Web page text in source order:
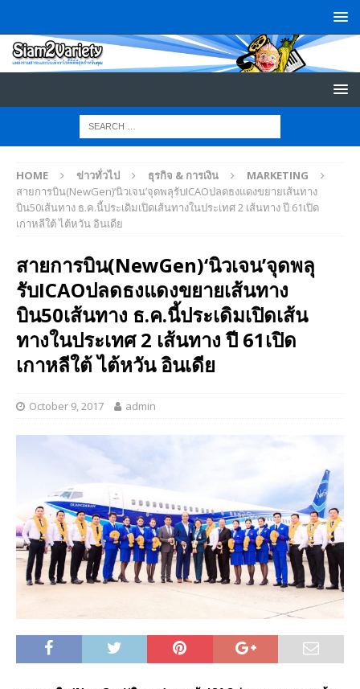
HOME ข่าวทั่วไป ธุรกิจ & การเงิน
MARKETING
สายการบิน(NewGen)‘นิวเจน’จุดพลุรับICAOปลดธงแดงขยายเส้นทาง
บิน50เส้นทาง ธ.ค.นี้ประเดิมเปิดเส้นทางในประเทศ 2 เส้นทาง ปี 61เปิด
เกาหลีใต้ ไต้หวัน อินเดีย
สายการบิน(NewGen)‘นิวเจน’จุดพลุ
รับICAOปลดธงแดงขยายเส้นทาง
บิน50เส้นทาง ธ.ค.นี้ประเดิมเปิดเส้น
ทางในประเทศ 2 เส้นทาง ปี 61เปิด
เกาหลีใต้ ไต้หวัน อินเดีย
October 9, 2017 admin